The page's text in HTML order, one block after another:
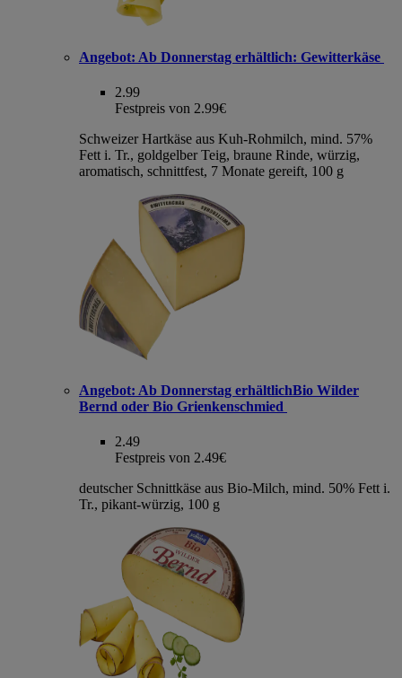
Angebot: Ab Donnerstag erhältlich: Gewitterkäse
2.99
Festpreis von 2.99€
Schweizer Hartkäse aus Kuh-Rohmilch, mind. 57%
Fett i. Tr., goldgelber Teig, braune Rinde, würzig,
aromatisch, schnittfest, 7 Monate gereift, 100 g
Angebot: Ab Donnerstag erhältlichBio Wilder
Bernd oder Bio Grienkenschmied
2.49
Festpreis von 2.49€
deutscher Schnittkäse aus Bio-Milch, mind. 50% Fett i.
Tr., pikant-würzig, 100 g